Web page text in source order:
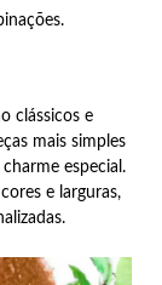
clássicos e
mais simples
especial.
e larguras,